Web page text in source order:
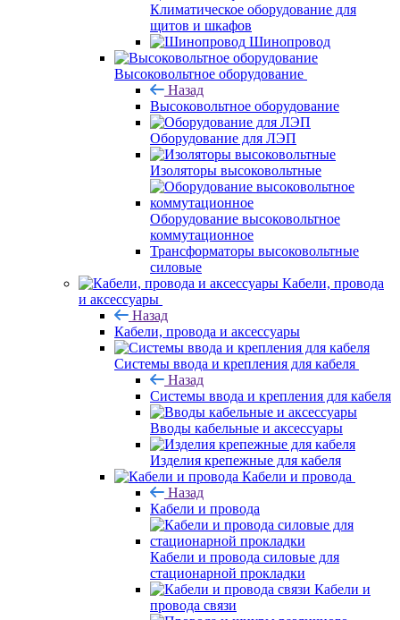
Климатическое оборудование для
щитов и шкафов
Шинопровод
Высоковольтное оборудование
Назад
Высоковольтное оборудование
Оборудование для ЛЭП
Изоляторы высоковольтные
Оборудование высоковольтное
коммутационное
Трансформаторы высоковольтные
силовые
Кабели, провода
и аксессуары
Назад
Кабели, провода и аксессуары
Системы ввода и крепления для кабеля
Назад
Системы ввода и крепления для кабеля
Вводы кабельные и аксессуары
Изделия крепежные для кабеля
Кабели и провода
Назад
Кабели и провода
Кабели и провода силовые для
стационарной прокладки
Кабели и
провода связи